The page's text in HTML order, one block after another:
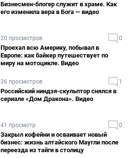
Бизнесмен-блогер служит в храме. Как
его изменила вера в Бога — видео
20 просмотров 0
Проехал всю Америку, побывал в
Европе: как байкер путешествует по
миру на мотоцикле. Видео
36 просмотров 1
Российский ниндзя-скульптор снялся в
сериале «Дом Дракона». Видео
41 просмотр 0
Закрыл кофейни и осваивает новый
бизнес: жизнь алтайского Маугли после
переезда из тайги в столицу